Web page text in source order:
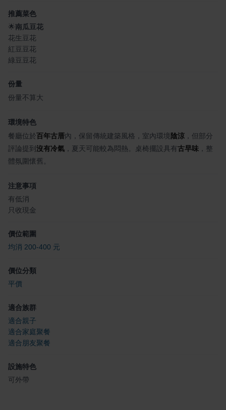
推薦菜色
🌟南瓜豆花
花生豆花
紅豆豆花
綠豆豆花
份量
份量不算大
環境特色
餐廳位於百年古厝內，保留傳統建築風格，室內環境陰涼 ，但部分
評論提到 沒有冷氣 ，夏天可能較為悶熱。桌椅擺設具有古早味 ，整
體氛圍懷舊。
注意事項
有低消
只收現金
價位範圍
均消 200-400 元
價位分類
平價
適合族群
適合親子
適合家庭聚餐
適合朋友聚餐
設施特色
可外帶